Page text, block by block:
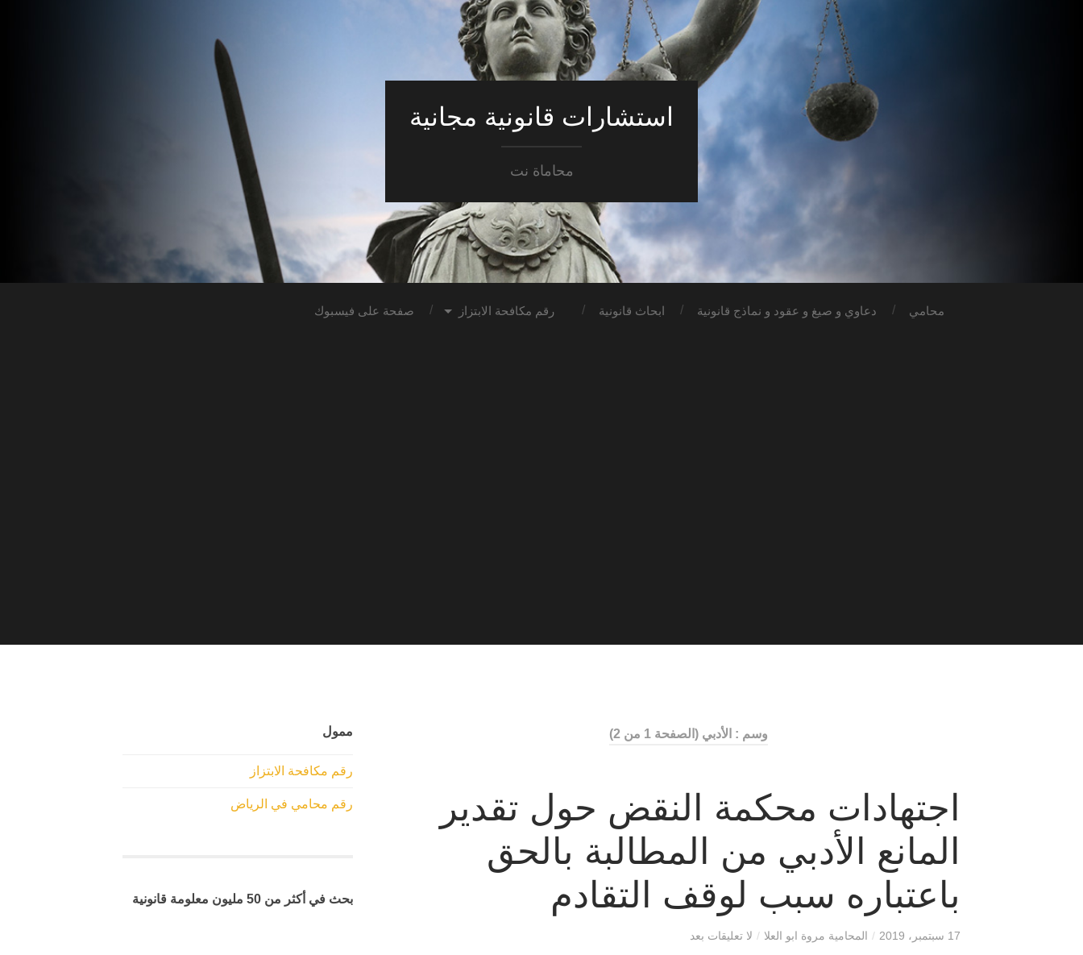
استشارات قانونية مجانية
محاماة نت
محامي دعاوي و صيغ و عقود و نماذج قانونية ابحاث قانونية رقم مكافحة الابتزاز صفحة على فيسبوك
وسم : الأدبي(الصفحة 1 من 2)
اجتهادات محكمة النقض حول تقدير
المانع الأدبي من المطالبة بالحق
باعتباره سبب لوقف التقادم
17 سبتمبر، 2019 / المحامية مروة ابو العلا / لا تعليقات بعد
ممول
رقم مكافحة الابتزاز
رقم محامي في الرياض
بحث في أكثر من 50 مليون معلومة قانونية